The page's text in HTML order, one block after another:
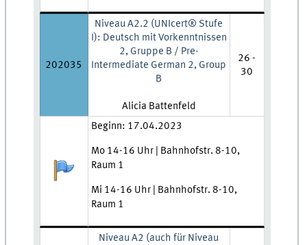
202035
Niveau A2.2 (UNIcert® Stufe
I): Deutsch mit Vorkenntnissen
2, Gruppe B / Pre-
Intermediate German 2, Group
B
Lehrkraft:
Alicia Battenfeld
26 -
30
Anmeldestatus:
Zeit und Ort:
Beginn: 17.04.2023
Mo 14-16 Uhr | Bahnhofstr. 8-10,
Raum 1
Mi 14-16 Uhr | Bahnhofstr. 8-10,
Raum 1
Niveau A2 (auch für Niveau